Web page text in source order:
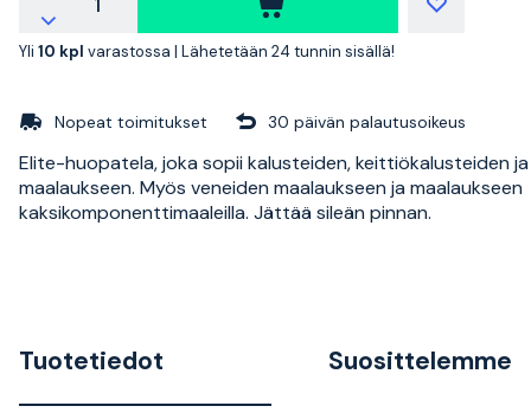
Yli 10 kpl varastossa | Lähetetään 24 tunnin sisällä!
Nopeat toimitukset 30 päivän palautusoikeus
Elite-huopatela, joka sopii kalusteiden, keittiökalusteiden
maalaukseen. Myös veneiden maalaukseen ja maalaukseen
kaksikomponenttimaaleilla. Jättää sileän pinnan.
Tuotetiedot Suosittelemme